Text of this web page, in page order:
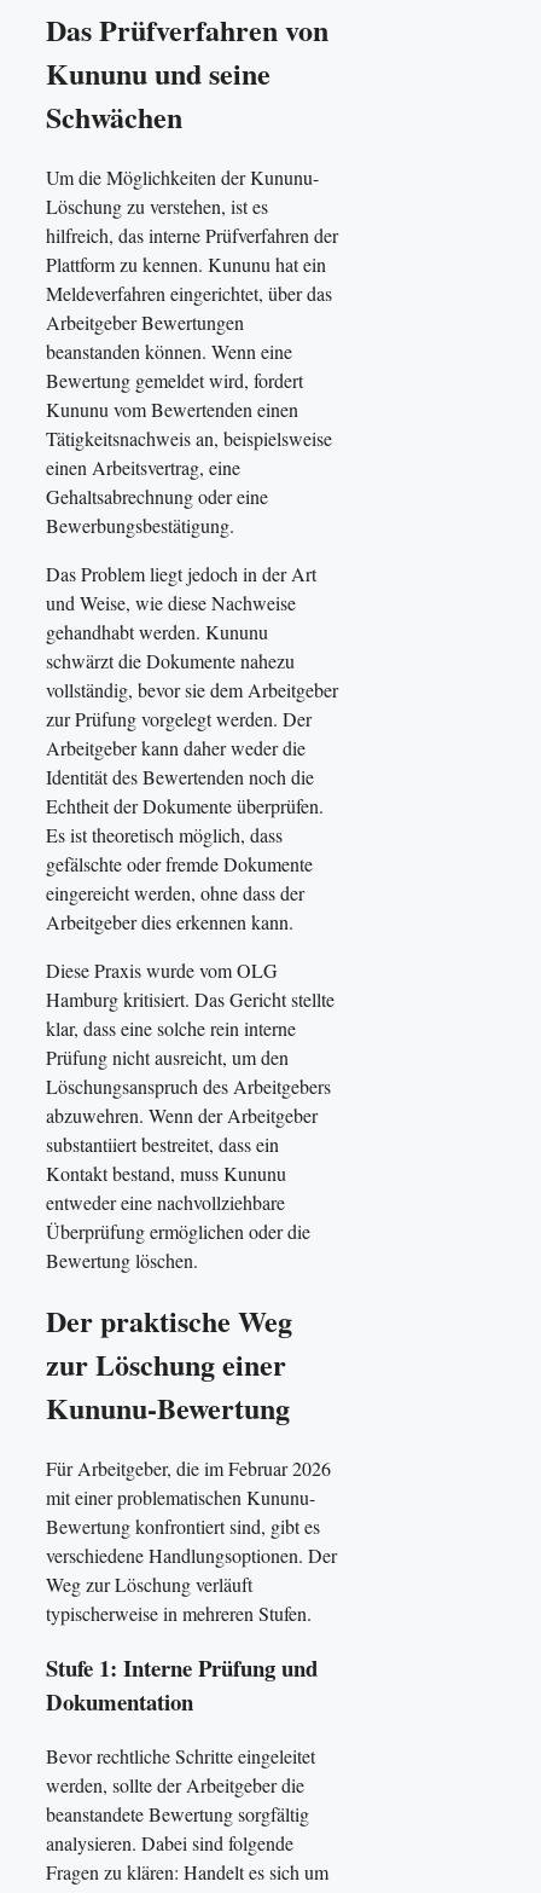
Das Prüfverfahren von
Kununu und seine
Schwächen
Um die Möglichkeiten der Kununu-
Löschung zu verstehen, ist es
hilfreich, das interne Prüfverfahren der
Plattform zu kennen. Kununu hat ein
Meldeverfahren eingerichtet, über das
Arbeitgeber Bewertungen
beanstanden können. Wenn eine
Bewertung gemeldet wird, fordert
Kununu vom Bewertenden einen
Tätigkeitsnachweis an, beispielsweise
einen Arbeitsvertrag, eine
Gehaltsabrechnung oder eine
Bewerbungsbestätigung.
Das Problem liegt jedoch in der Art
und Weise, wie diese Nachweise
gehandhabt werden. Kununu
schwärzt die Dokumente nahezu
vollständig, bevor sie dem Arbeitgeber
zur Prüfung vorgelegt werden. Der
Arbeitgeber kann daher weder die
Identität des Bewertenden noch die
Echtheit der Dokumente überprüfen.
Es ist theoretisch möglich, dass
gefälschte oder fremde Dokumente
eingereicht werden, ohne dass der
Arbeitgeber dies erkennen kann.
Diese Praxis wurde vom OLG
Hamburg kritisiert. Das Gericht stellte
klar, dass eine solche rein interne
Prüfung nicht ausreicht, um den
Löschungsanspruch des Arbeitgebers
abzuwehren. Wenn der Arbeitgeber
substantiiert bestreitet, dass ein
Kontakt bestand, muss Kununu
entweder eine nachvollziehbare
Überprüfung ermöglichen oder die
Bewertung löschen.
Der praktische Weg
zur Löschung einer
Kununu-Bewertung
Für Arbeitgeber, die im Februar 2026
mit einer problematischen Kununu-
Bewertung konfrontiert sind, gibt es
verschiedene Handlungsoptionen. Der
Weg zur Löschung verläuft
typischerweise in mehreren Stufen.
Stufe 1: Interne Prüfung und
Dokumentation
Bevor rechtliche Schritte eingeleitet
werden, sollte der Arbeitgeber die
beanstandete Bewertung sorgfältig
analysieren. Dabei sind folgende
Fragen zu klären: Handelt es sich um